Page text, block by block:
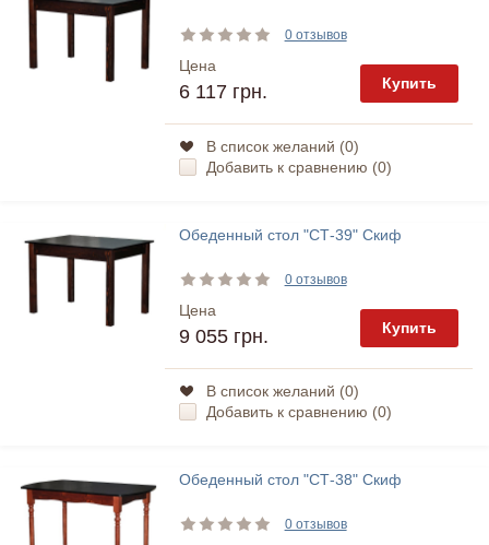
0 отзывов
Цена
6 117 грн. Купить
В список желаний (0)
Добавить к сравнению (0)
Обеденный стол "СТ-39" Скиф
0 отзывов
Цена
9 055 грн. Купить
В список желаний (0)
Добавить к сравнению (0)
Обеденный стол "СТ-38" Скиф
0 отзывов